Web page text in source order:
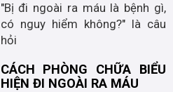
"Bị đi ngoài ra máu là bệnh gì,
có nguy hiểm không?" là câu
hỏi
CÁCH PHÒNG CHỮA BIỂU
HIỆN ĐI NGOÀI RA MÁU